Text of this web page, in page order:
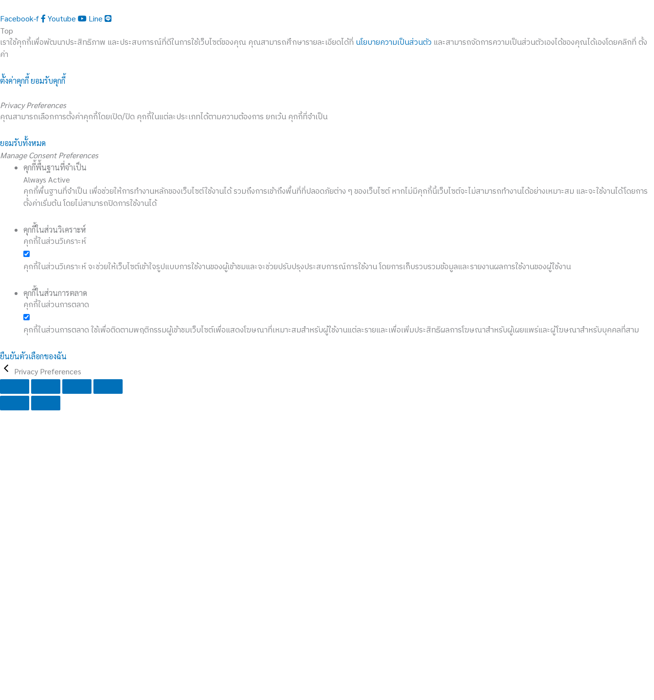
Facebook-f Youtube
Line
Top
เราใช้คุกกี้เพื่อพัฒนาประสิทธิภาพ และประสบการณ์ที่ดีในการใช้เว็บไซต์ของคุณ คุณสามารถศึกษารายละเอียดได้ที่ นโยบายความเป็นส่วนตัว และสามารถจัดการความเป็นส่วนตัวเองได้ของคุณได้เองโดยคลิกที่ ตั้ง
ค่า
ตั้งค่าคุกกี้ยอมรับคุกกี้
Privacy Preferences
คุณสามารถเลือกการตั้งค่าคุกกี้โดยเปิด/ปิด คุกกี้ในแต่ละประเภทได้ตามความต้องการ ยกเว้น คุกกี้ที่จำเป็น
ยอมรับทั้งหมด
Manage Consent Preferences
คุกกี้พื้นฐานที่จำเป็น
Always Active
คุกกี้พื้นฐานที่จำเป็น เพื่อช่วยให้การทำงานหลักของเว็บไซต์ใช้งานได้ รวมถึงการเข้าถึงพื้นที่ที่ปลอดภัยต่าง ๆ ของเว็บไซต์ หากไม่มีคุกกี้นี้เว็บไซต์จะไม่สามารถทำงานได้อย่างเหมาะสม และจะใช้งานได้โดยการ
ตั้งค่าเริ่มต้น โดยไม่สามารถปิดการใช้งานได้
คุกกี้ในส่วนวิเคราะห์
คุกกี้ในส่วนวิเคราะห์
คุกกี้ในส่วนวิเคราะห์ จะช่วยให้เว็บไซต์เข้าใจรูปแบบการใช้งานของผู้เข้าชมและจะช่วยปรับปรุงประสบการณ์การใช้งาน โดยการเก็บรวบรวมข้อมูลและรายงานผลการใช้งานของผู้ใช้งาน
คุกกี้ในส่วนการตลาด
คุกกี้ในส่วนการตลาด
คุกกี้ในส่วนการตลาด ใช้เพื่อติดตามพฤติกรรมผู้เข้าชมเว็บไซต์เพื่อแสดงโฆษณาที่เหมาะสมสำหรับผู้ใช้งานแต่ละรายและเพื่อเพิ่มประสิทธิผลการโฆษณาสำหรับผู้เผยแพร่และผู้โฆษณาสำหรับบุคคลที่สาม
ยืนยันตัวเลือกของฉัน
Privacy Preferences